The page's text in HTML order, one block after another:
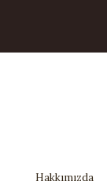
Hakkımızda